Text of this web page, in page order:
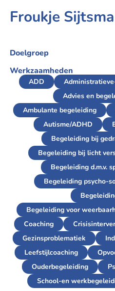
Froukje Sijtsma
Doelgroep
Werkzaamheden
ADD
Advies en
Ambulante begeleiding
Autisme/ADHD
Begeleiding bij
Begeleiding bij licht
Begeleiding d.m.v.
Begeleiding psycho-
Begeleiding voor
Coaching
Gezinsproblematiek
Leefstijlcoaching
Ouderbegeleiding
School-en